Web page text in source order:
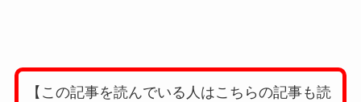
【この記事を読んでいる人はこちらの記事も読